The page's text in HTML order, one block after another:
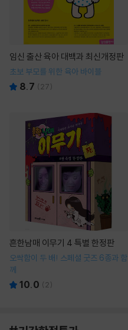
임신 출산 육아 대백과 최신개정판
초보 부모를 위한 육아 바이블
8.7 ( 27)
흔한남매 이무기 4 특별 한정판
오싹함이 두 배! 스페셜 굿즈 6종과 함
께
10.0 ( 2)